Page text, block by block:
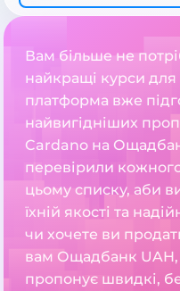
Вам більше не
найкращі курси
платформа вже
найвигідніших
Cardano на
перевірили
цьому списку, аби
їхній якості та
чи хочете ви
вам Ощадбанк
пропонує швидкі,